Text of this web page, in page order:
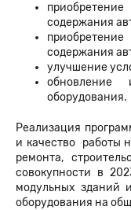
содержания
содержания
улучшение
обновление
оборудования.
Реализация
и качество работы
ремонта,
совокупности в
модульных зданий
оборудования на